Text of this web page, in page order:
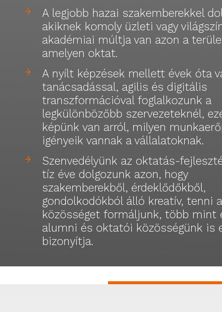
A legjobb hazai szakemberekkel
akiknek komoly üzleti vagy
akadémiai múltja van azon a
amelyen oktat.
A nyílt képzések mellett évek óta
tanácsadással, agilis és digitális
transzformációval foglalkozunk a
legkülönbözőbb szervezeteknél,
képünk van arról, milyen
igényeik vannak a vállalatoknak.
Szenvedélyünk az oktatás-
tíz éve dolgozunk azon, hogy
szakemberekből, érdeklődőkből,
gondolkodókból álló kreatív, tenni
közösséget formáljunk, több mint
alumni és oktatói közösségünk is
bizonyítja.